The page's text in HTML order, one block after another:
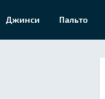
Джинси Пальто